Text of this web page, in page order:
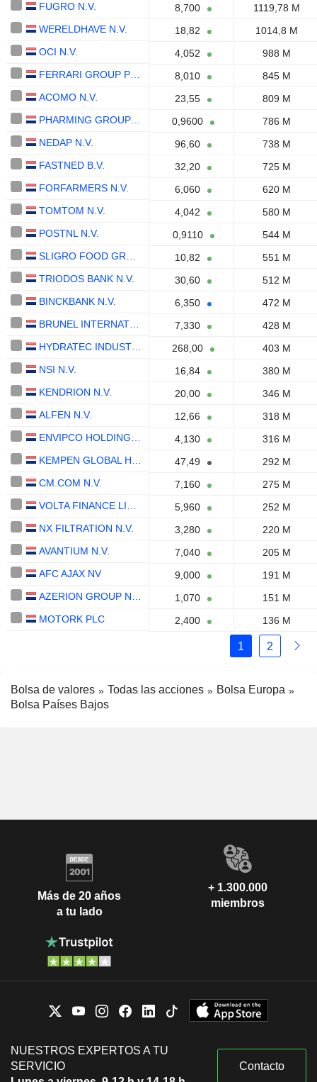
FUGRO N.V.
8,700
1119,78 M
WERELDHAVE N.V.
18,82
1014,8 M
OCI N.V.
4,052
988 M
8,010
845 M
ACOMO N.V.
23,55
809 M
0,9600
786 M
NEDAP N.V.
96,60
738 M
FASTNED B.V.
32,20
725 M
FORFARMERS N.V.
6,060
620 M
TOMTOM N.V.
4,042
580 M
POSTNL N.V.
0,9110
544 M
10,82
551 M
TRIODOS BANK N.V.
30,60
512 M
BINCKBANK N.V.
6,350
472 M
7,330
428 M
268,00
403 M
NSI N.V.
16,84
380 M
KENDRION N.V.
20,00
346 M
ALFEN N.V.
12,66
318 M
4,130
316 M
47,49
292 M
CM.COM N.V.
7,160
275 M
5,960
252 M
NX FILTRATION N.V.
3,280
220 M
AVANTIUM N.V.
7,040
205 M
AFC AJAX NV
9,000
191 M
1,070
151 M
MOTORK PLC
2,400 136 M
1 2
Bolsa de valores Todas las acciones
Bolsa Europa
Bolsa Países Bajos
Más de 20 años
a tu lado
+ 1.300.000
miembros
NUESTROS EXPERTOS A TU
SERVICIO
Contacto